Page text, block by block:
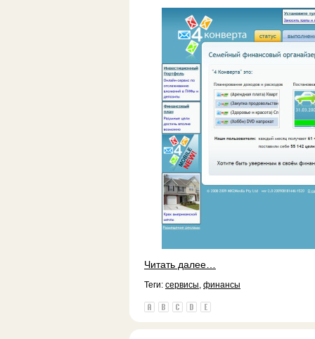
Читать далее…
Теги: сервисы, финансы